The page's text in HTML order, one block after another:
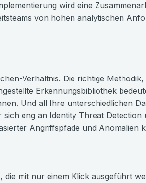
wird eine
von hohen analytischen
Verhältnis. Die richtige Methodik,
Erkennungsbibliothek
Und all Ihre unterschiedlichen
sich eng an Identity Threat Detection
Angriffspfade und Anomalien
die mit nur einem Klick ausgeführt